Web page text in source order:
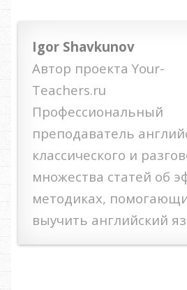
Igor Shavkunov
Автор проекта Your-
Teachers.ru
Профессиональный
преподаватель
классического и
множества статей об
методиках,
выучить английский